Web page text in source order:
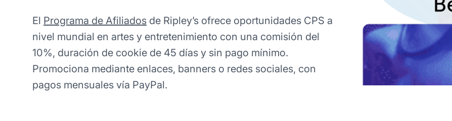
El Programa de Afiliados de Ripley’s ofrece oportunidades CPS a
nivel mundial en artes y entretenimiento con una comisión del
10%, duración de cookie de 45 días y sin pago mínimo.
Promociona mediante enlaces, banners o redes sociales, con
pagos mensuales vía PayPal.